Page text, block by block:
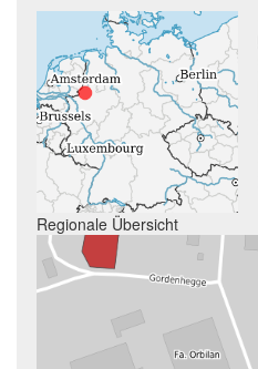
Regionale Übersicht